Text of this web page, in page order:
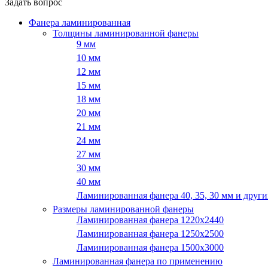
Задать вопрос
Фанера ламинированная
Толщины ламинированной фанеры
9 мм
10 мм
12 мм
15 мм
18 мм
20 мм
21 мм
24 мм
27 мм
30 мм
40 мм
Ламинированная фанера 40, 35, 30 мм и
Размеры ламинированной фанеры
Ламинированная фанера 1220x2440
Ламинированная фанера 1250х2500
Ламинированная фанера 1500x3000
Ламинированная фанера по применению